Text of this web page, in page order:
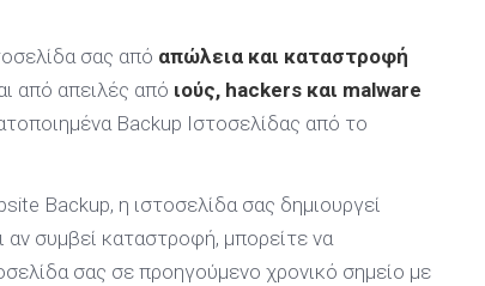
σας από απώλεια και καταστροφή
από απειλές από ιούς, hackers και malware
Backup Ιστοσελίδας από το
Backup, η ιστοσελίδα σας δημιουργεί
αν συμβεί καταστροφή, μπορείτε να
σας σε προηγούμενο χρονικό σημείο με